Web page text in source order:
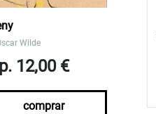
Wilde
12,00 €
comprar